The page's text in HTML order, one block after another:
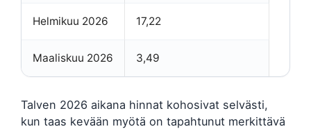
Helmikuu 2026 17,22
Maaliskuu 2026 3,49
Talven 2026 aikana hinnat kohosivat selvästi,
kun taas kevään myötä on tapahtunut merkittävä